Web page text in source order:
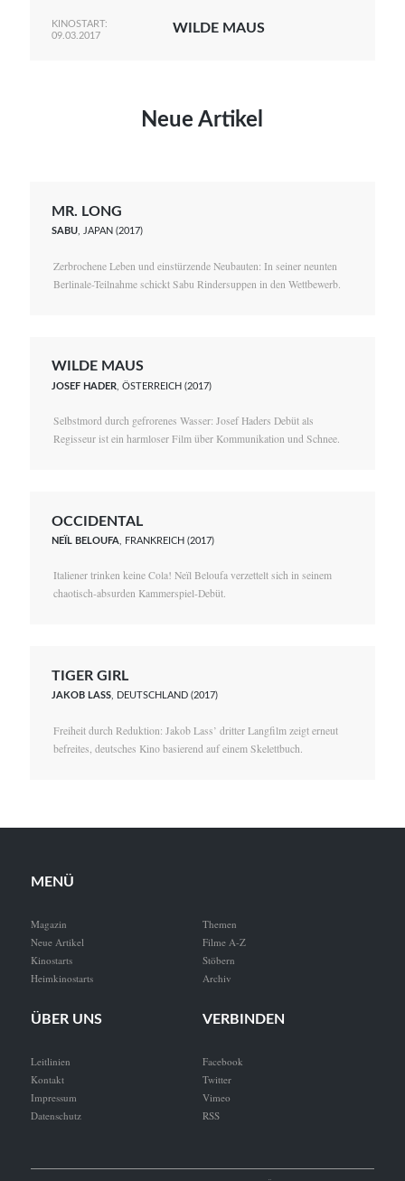
KINOSTART:
09.03.2017
WILDE MAUS
Neue Artikel
MR. LONG
SABU, JAPAN (2017)
Zerbrochene Leben und einstürzende Neubauten: In seiner neunten
Berlinale-Teilnahme schickt Sabu Rindersuppen in den Wettbewerb.
WILDE MAUS
JOSEF HADER , ÖSTERREICH (2017)
Selbstmord durch gefrorenes Wasser: Josef Haders Debüt als
Regisseur ist ein harmloser Film über Kommunikation und Schnee.
OCCIDENTAL
NEÏL BELOUFA , FRANKREICH (2017)
Italiener trinken keine Cola! Neïl Beloufa verzettelt sich in seinem
chaotisch-absurden Kammerspiel-Debüt.
TIGER GIRL
JAKOB LASS, DEUTSCHLAND (2017)
Freiheit durch Reduktion: Jakob Lass’ dritter Langfilm zeigt erneut
befreites, deutsches Kino basierend auf einem Skelettbuch.
MENÜ
Magazin
Neue Artikel
Kinostarts
Heimkinostarts
Themen
Filme A-Z
Stöbern
Archiv
ÜBER UNS
Leitlinien
Kontakt
Impressum
Datenschutz
VERBINDEN
Facebook
Twitter
Vimeo
RSS